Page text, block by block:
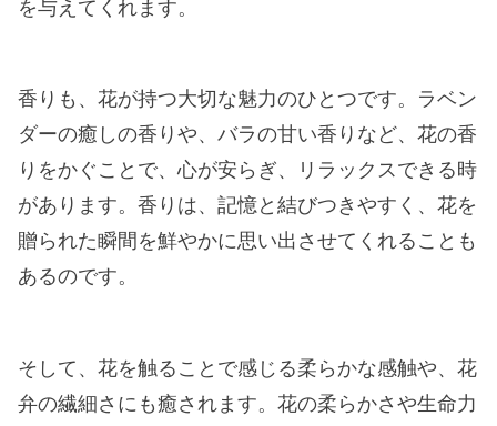
を与えてくれます。
香りも、花が持つ大切な魅力のひとつです。ラベン
ダーの癒しの香りや、バラの甘い香りなど、花の香
りをかぐことで、心が安らぎ、リラックスできる時
があります。香りは、記憶と結びつきやすく、花を
贈られた瞬間を鮮やかに思い出させてくれることも
あるのです。
そして、花を触ることで感じる柔らかな感触や、花
弁の繊細さにも癒されます。花の柔らかさや生命力